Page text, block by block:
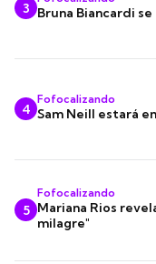
3 Bruna Biancardi
4
Fofocalizando
Sam Neill estará
5
Fofocalizando
Mariana Rios
milagre"